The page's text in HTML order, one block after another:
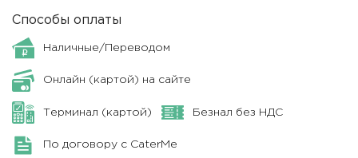
Способы оплаты
Наличные/Переводом
Онлайн (картой) на сайте
Терминал (картой) Безнал без НДС
По договору с CaterMe